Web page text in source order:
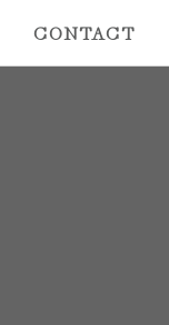
CONTACT